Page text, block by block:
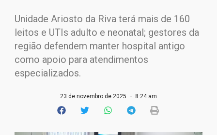
Unidade Ariosto da Riva terá mais de 160
leitos e UTIs adulto e neonatal; gestores da
região defendem manter hospital antigo
como apoio para atendimentos
especializados.
23 de novembro de 2025 8:24 am